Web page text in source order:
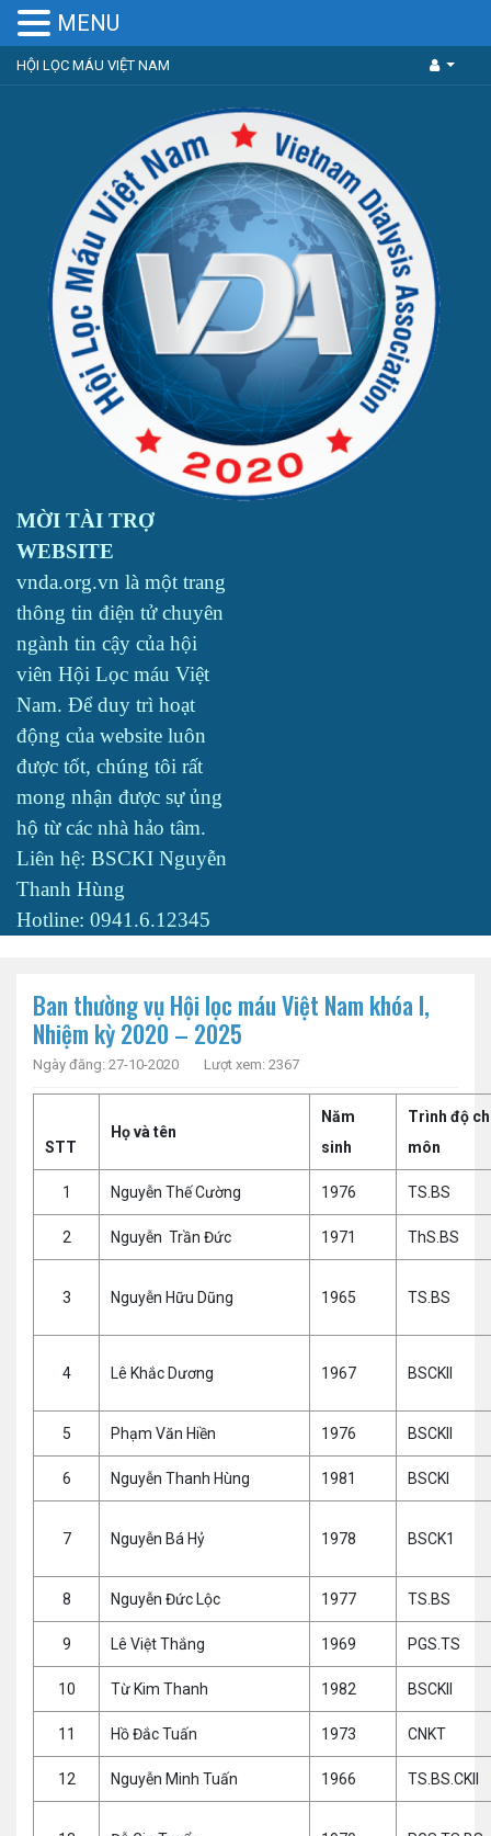
HỘI LỌC MÁU VIỆT NAM
MỜI TÀI TRỢ
WEBSITE
vnda.org.vn là một trang
thông tin điện tử chuyên
ngành tin cậy của hội
viên Hội Lọc máu Việt
Nam. Để duy trì hoạt
động của website luôn
được tốt, chúng tôi rất
mong nhận được sự ủng
hộ từ các nhà hảo tâm.
Liên hệ: BSCKI Nguyễn
Thanh Hùng
Hotline: 0941.6.12345
Ban thường vụ Hội lọc máu Việt Nam khóa I,
Nhiệm kỳ 2020 – 2025
Ngày đăng: 27-10-2020 Lượt xem: 2367
STT
Họ và tên
Năm
sinh
Trình độ
môn
1 Nguyễn Thế Cường 1976 TS.BS
2 Nguyễn Trần Đức 1971 ThS.BS
3 Nguyễn Hữu Dũng 1965 TS.BS
4 Lê Khắc Dương 1967 BSCKII
5 Phạm Văn Hiền 1976 BSCKII
6 Nguyễn Thanh Hùng 1981 BSCKI
7 Nguyễn Bá Hỷ 1978 BSCK1
8 Nguyễn Đức Lộc 1977 TS.BS
9 Lê Việt Thắng 1969 PGS.TS
10 Từ Kim Thanh 1982 BSCKII
11 Hồ Đắc Tuấn 1973 CNKT
12 Nguyễn Minh Tuấn 1966 TS.BS.CKII
MENU